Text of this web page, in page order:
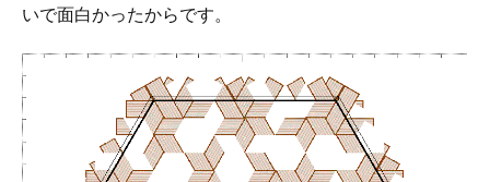
いで面白かったからです。